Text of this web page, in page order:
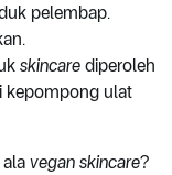
pelembap.
skincare diperoleh
kepompong ulat
vegan skincare?